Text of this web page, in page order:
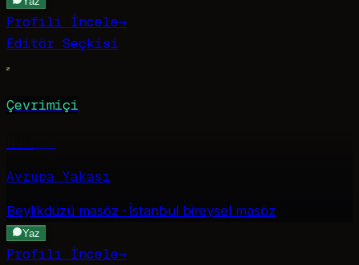
Profili İncele→
Editör Seçkisi
Çevrimiçi
Avrupa Yakası
Beylikdüzü masöz · İstanbul bireysel masöz
Yaz
Profili İncele→